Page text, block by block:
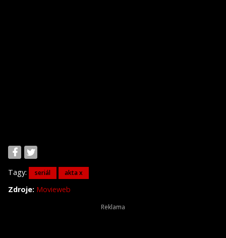
Tagy: seriál akta x
Zdroje: Movieweb